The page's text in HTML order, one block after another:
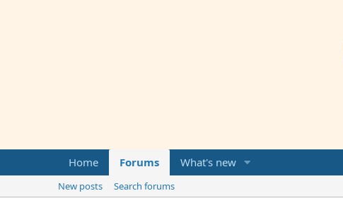
Home Forums What's new
New posts
Search forums